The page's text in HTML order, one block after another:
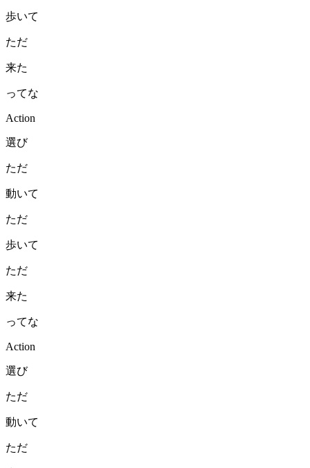
歩いて
ただ
来た
ってな
Action
選び
ただ
動いて
ただ
歩いて
ただ
来た
ってな
Action
選び
ただ
動いて
ただ